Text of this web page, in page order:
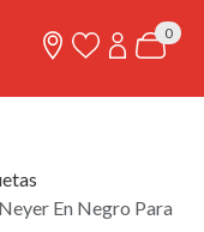
0
En Negro Para